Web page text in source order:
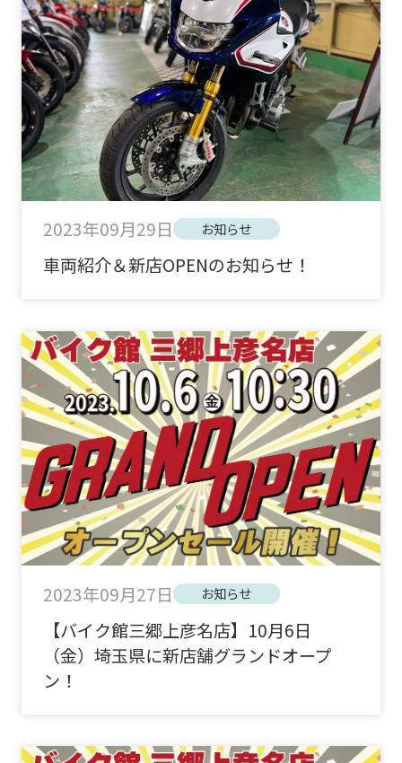
2023年09月29日 お知らせ
車両紹介＆新店OPENのお知らせ！
2023年09月27日 お知らせ
【バイク館三郷上彦名店】10月6日
（金）埼玉県に新店舗グランドオープ
ン！